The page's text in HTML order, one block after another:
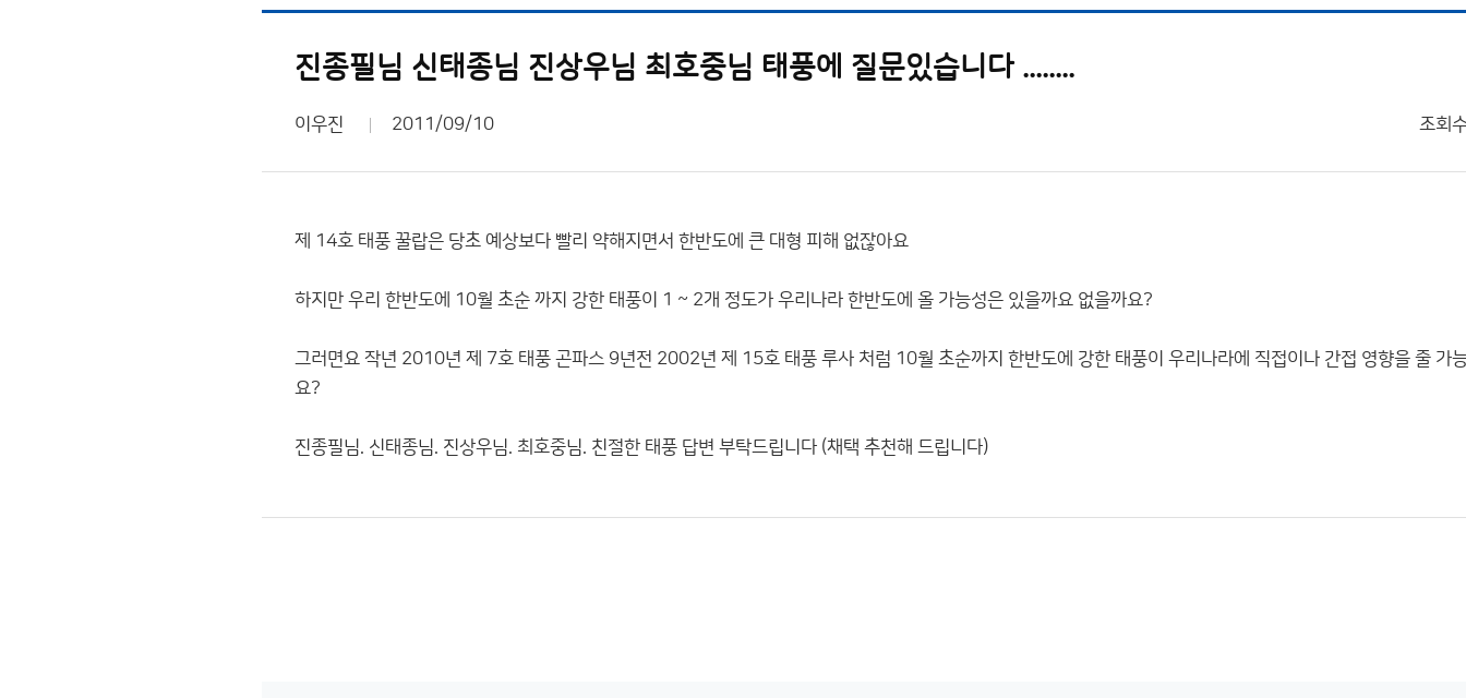
진종필님 신태종님 진상우님 최호중님 태풍에 질문있습니다 ........
이우진 2011/09/10 조회
제 14호 태풍 꿀랍은 당초 예상보다 빨리 약해지면서 한반도에 큰 대형 피해 없잖아요
하지만 우리 한반도에 10월 초순 까지 강한 태풍이 1 ~ 2개 정도가 우리나라 한반도에 올 가능성은 있을까요 없을까요?
그러면요 작년 2010년 제 7호 태풍 곤파스 9년전 2002년 제 15호 태풍 루사 처럼 10월 초순까지 한반도에 강한 태풍이 우리나라에 직접이나 간접 영향을 줄 가
요?
진종필님. 신태종님. 진상우님. 최호중님. 친절한 태풍 답변 부탁드립니다 (채택 추천해 드립니다)